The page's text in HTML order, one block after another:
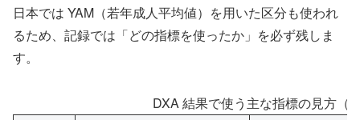
日本では YAM（若年成人平均値）を用いた区分も使われ
るため、記録では「どの指標を使ったか」を必ず残しま
す。
DXA 結果で使う主な指標の見方（